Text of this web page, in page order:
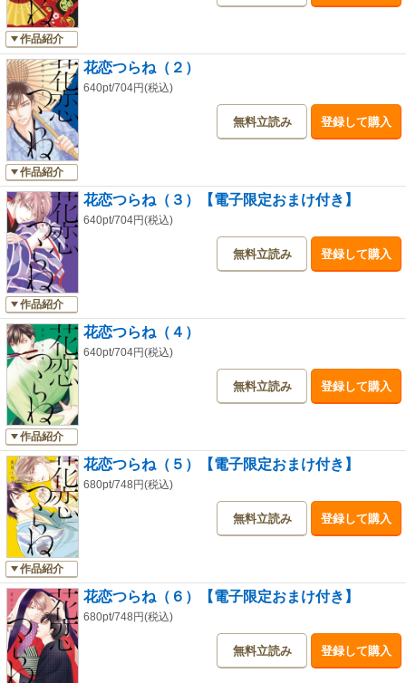
作品紹介
作品紹介
花恋つらね（２）
640pt/704円(税込)
無料立読み 登録して購入
作品紹介
花恋つらね（３）【電子限定おまけ付き】
640pt/704円(税込)
無料立読み 登録して購入
作品紹介
花恋つらね（４）
640pt/704円(税込)
無料立読み 登録して購入
作品紹介
花恋つらね（５）【電子限定おまけ付き】
680pt/748円(税込)
無料立読み 登録して購入
花恋つらね（６）【電子限定おまけ付き】
680pt/748円(税込)
無料立読み 登録して購入